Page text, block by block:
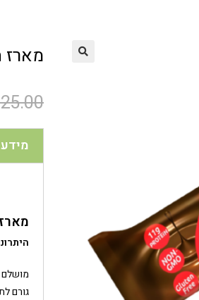
מארז
מארז של
מושלם
גורם